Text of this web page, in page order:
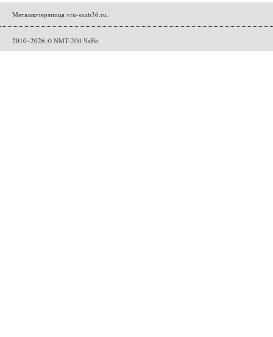
Металлочерепица vrn-snab36.ru.
2010–2026 © NMT-200 ЧаВо